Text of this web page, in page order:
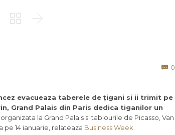
 
 0
evacueaza taberele de țigani si ii trimit pe
Grand Palais din Paris dedica tiganilor un
la Grand Palais si tablourile de Picasso, Van
pe 14 ianuarie, relateaza Business Week